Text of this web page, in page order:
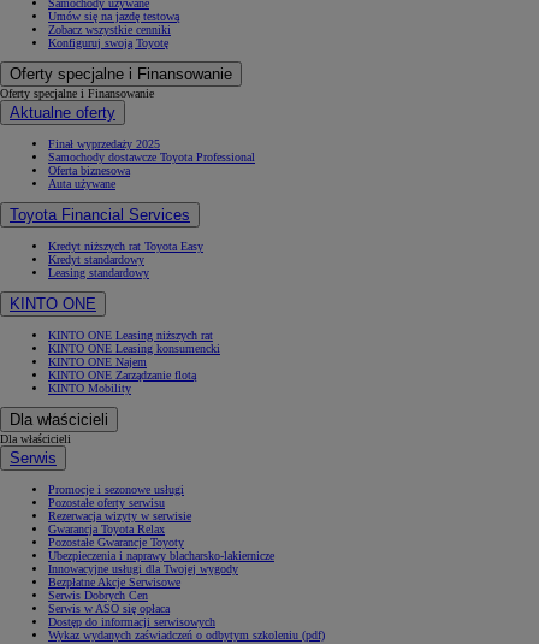
Samochody używane
Umów się na jazdę testową
Zobacz wszystkie cenniki
Konfiguruj swoją Toyotę
Oferty specjalne i Finansowanie
Oferty specjalne i Finansowanie
Aktualne oferty
Finał wyprzedaży 2025
Samochody dostawcze Toyota Professional
Oferta biznesowa
Auta używane
Toyota Financial Services
Kredyt niższych rat Toyota Easy
Kredyt standardowy
Leasing standardowy
KINTO ONE
KINTO ONE Leasing niższych rat
KINTO ONE Leasing konsumencki
KINTO ONE Najem
KINTO ONE Zarządzanie flotą
KINTO Mobility
Dla właścicieli
Dla właścicieli
Serwis
Promocje i sezonowe usługi
Pozostałe oferty serwisu
Rezerwacja wizyty w serwisie
Gwarancja Toyota Relax
Pozostałe Gwarancje Toyoty
Ubezpieczenia i naprawy blacharsko-lakiernicze
Innowacyjne usługi dla Twojej wygody
Bezpłatne Akcje Serwisowe
Serwis Dobrych Cen
Serwis w ASO się opłaca
Dostęp do informacji serwisowych
Wykaz wydanych zaświadczeń o odbytym szkoleniu (pdf)